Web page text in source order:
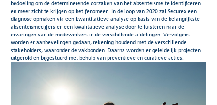
bedoeling om de determinerende oorzaken van het absenteïsme te identificeren
en meer zicht te krijgen op het fenomeen. In de loop van 2020 zal Securex een
diagnose opmaken via een kwantitatieve analyse op basis van de belangrijkste
absenteïsmecijfers en een kwalitatieve analyse door te luisteren naar de
ervaringen van de medewerkers in de verschillende afdelingen. Vervolgens
worden er aanbevelingen gedaan, rekening houdend met de verschillende
stakeholders, waaronder de vakbonden. Daarna worden er geleidelijk projecten
uitgerold en bijgestuurd met behulp van preventieve en curatieve acties.